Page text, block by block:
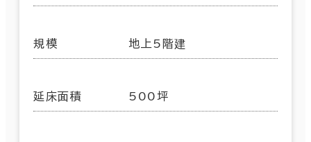
規模 地上5階建
延床面積 500坪